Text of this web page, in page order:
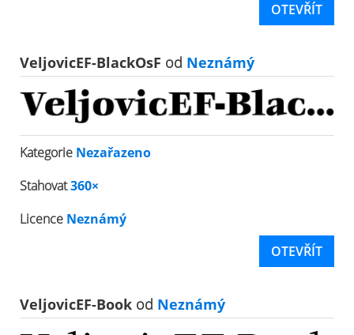
OTEVŘÍT
VeljovicEF-BlackOsF od Neznámý
Kategorie Nezařazeno
Stahovat360×
Licence Neznámý
OTEVŘÍT
VeljovicEF-Book od Neznámý